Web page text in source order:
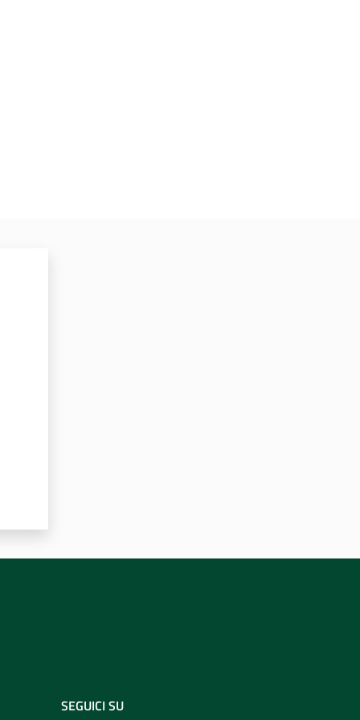
SEGUICI SU